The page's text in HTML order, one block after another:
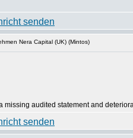
Nera Capital (UK) (Mintos)
audited statement and